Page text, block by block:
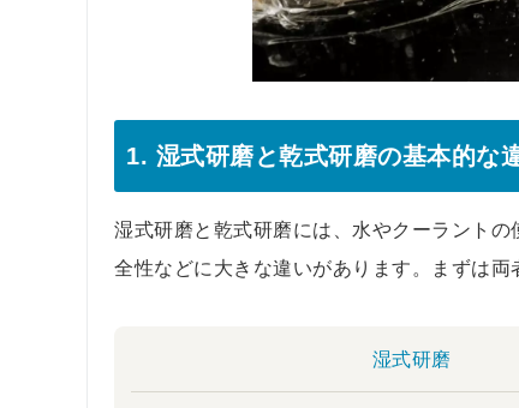
1. 湿式研磨と乾式研磨の基本的な
湿式研磨と乾式研磨には、水やクーラント
全性などに大きな違いがあります。まずは両
湿式研磨